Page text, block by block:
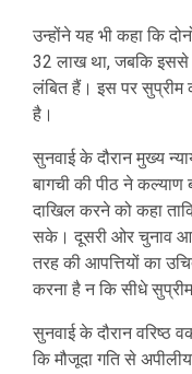
उन्होंने यह भी कहा कि
32 लाख था, जबकि इससे
लंबित हैं। इस पर सुप्रीम
है।
सुनवाई के दौरान मुख्य
बागची की पीठ ने कल्याण
दाखिल करने को कहा
सके। दूसरी ओर चुनाव
तरह की आपत्तियों का
करना है न कि सीधे
सुनवाई के दौरान वरिष्ठ
कि मौजूदा गति से